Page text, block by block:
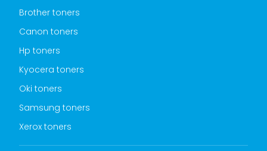
Brother toners
Canon toners
Hp toners
Kyocera toners
Oki toners
Samsung toners
Xerox toners